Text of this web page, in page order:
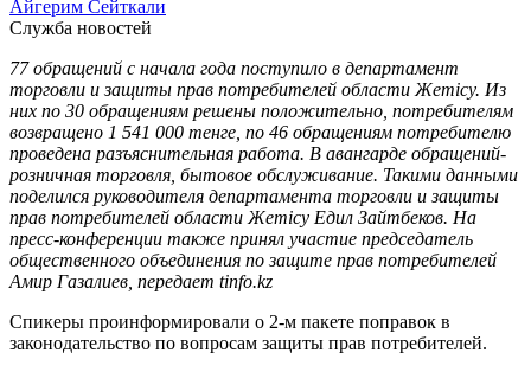
Айгерим Сейткали
Служба новостей
77 обращений с начала года поступило в департамент
торговли и защиты прав потребителей области Жетісу. Из
них по 30 обращениям решены положительно, потребителям
возвращено 1 541 000 тенге, по 46 обращениям потребителю
проведена разъяснительная работа. В авангарде обращений-
розничная торговля, бытовое обслуживание. Такими данными
поделился руководителя департамента торговли и защиты
прав потребителей области Жетісу Едил Зайтбеков. На
пресс-конференции также принял участие председатель
общественного объединения по защите прав потребителей
Амир Газалиев, передает tinfo.kz
Спикеры проинформировали о 2-м пакете поправок в
законодательство по вопросам защиты прав потребителей.